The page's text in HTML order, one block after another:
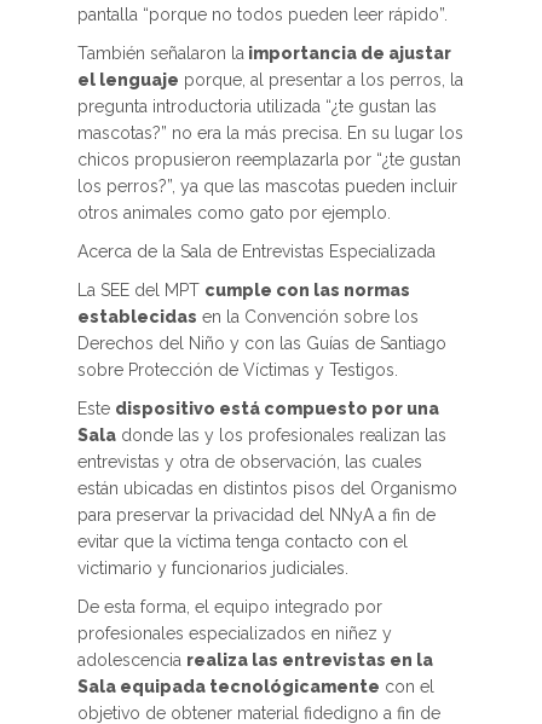
pantalla “porque no todos pueden leer rápido”.
También señalaron la importancia de ajustar
el lenguaje porque, al presentar a los perros, la
pregunta introductoria utilizada “¿te gustan las
mascotas?” no era la más precisa. En su lugar los
chicos propusieron reemplazarla por “¿te gustan
los perros?”, ya que las mascotas pueden incluir
otros animales como gato por ejemplo.
Acerca de la Sala de Entrevistas Especializada
La SEE del MPT cumple con las normas
establecidas en la Convención sobre los
Derechos del Niño y con las Guías de Santiago
sobre Protección de Víctimas y Testigos.
Este dispositivo está compuesto por una
Sala donde las y los profesionales realizan las
entrevistas y otra de observación, las cuales
están ubicadas en distintos pisos del Organismo
para preservar la privacidad del NNyA a fin de
evitar que la víctima tenga contacto con el
victimario y funcionarios judiciales.
De esta forma, el equipo integrado por
profesionales especializados en niñez y
adolescencia realiza las entrevistas en la
Sala equipada tecnológicamente con el
objetivo de obtener material fidedigno a fin de